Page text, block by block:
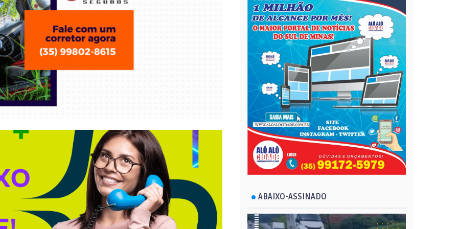
ABAIXO-ASSINADO